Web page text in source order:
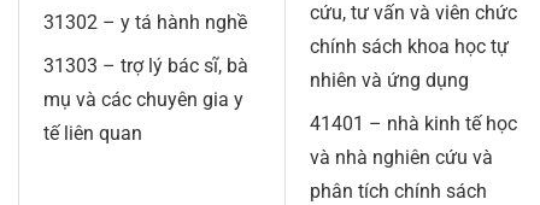
31302 – y tá hành nghề
31303 – trợ lý bác sĩ, bà
mụ và các chuyên gia y
tế liên quan
cứu, tư vấn và viên chức
chính sách khoa học tự
nhiên và ứng dụng
41401 – nhà kinh tế học
và nhà nghiên cứu và
phân tích chính sách